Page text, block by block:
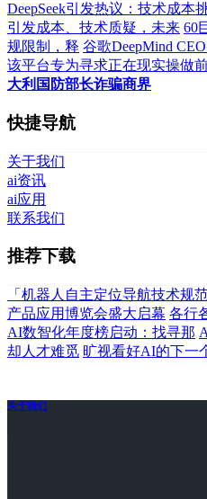
DeepSeek引发热议：技术成本
引发成本、技术质疑，未来 60
规限制，释 谷歌DeepMind
该平台专为寻求正在现实操做
大利国防部长诈骗商界
快捷导航
关于我们
ai资讯
ai应用
联系我们
推荐下载
「机器人自主定位导航技术规
产品应用博览会盛大启幕 各行
AI数智化年度榜启动：找寻那
却人才难觅 旷视看好AI的下一
关于我们